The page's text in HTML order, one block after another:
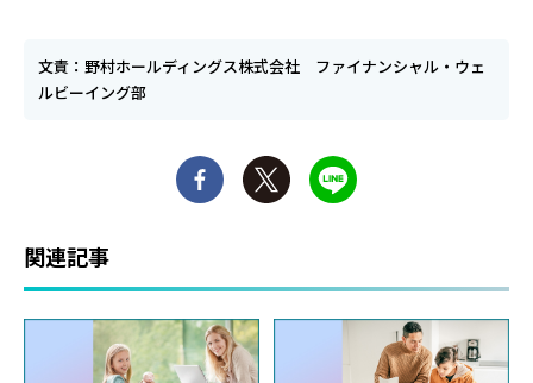
文責：野村ホールディングス株式会社 ファイナンシャル・ウェ
ルビーイング部
関連記事